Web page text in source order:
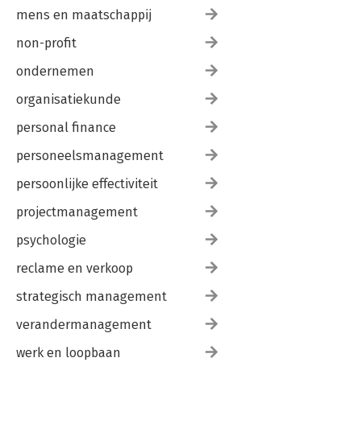
mens en maatschappij
non-profit
ondernemen
organisatiekunde
personal finance
personeelsmanagement
persoonlijke effectiviteit
projectmanagement
psychologie
reclame en verkoop
strategisch management
verandermanagement
werk en loopbaan